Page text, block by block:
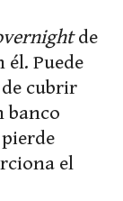
de
él. Puede
cubrir
banco
el